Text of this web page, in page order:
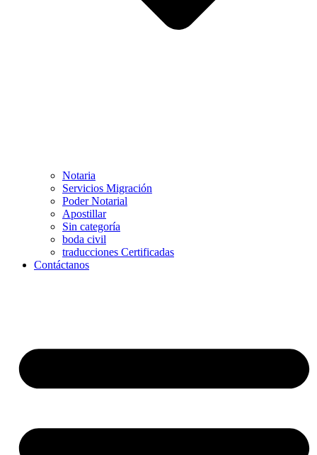
Notaria
Servicios Migración
Poder Notarial
Apostillar
Sin categoría
boda civil
traducciones Certificadas
Contáctanos